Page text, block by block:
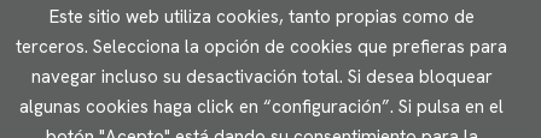
Horario de verano
Lunes a jueves
9.00 - 15.00
Viernes
9:00 - 14:00
Este sitio web utiliza cookies, tanto propias como de
terceros. Selecciona la opción de cookies que prefieras para
navegar incluso su desactivación total. Si desea bloquear
algunas cookies haga click en “configuración”. Si pulsa en el